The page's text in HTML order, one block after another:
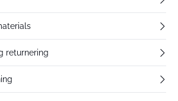
returnering